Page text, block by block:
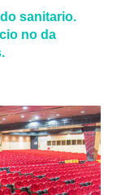
sanitario.
no da